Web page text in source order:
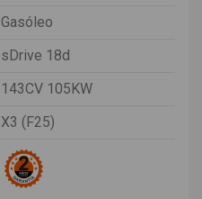
Gasóleo
sDrive 18d
143CV 105KW
X3 (F25)